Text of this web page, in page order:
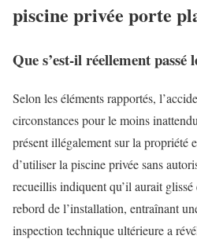
piscine privée porte
Que s’est-il réellement passé
Selon les éléments rapportés,
circonstances pour le moins
présent illégalement sur la propriété
d’utiliser la piscine privée sans
recueillis indiquent qu’il aurait
rebord de l’installation, entraînant
inspection technique ultérieure a